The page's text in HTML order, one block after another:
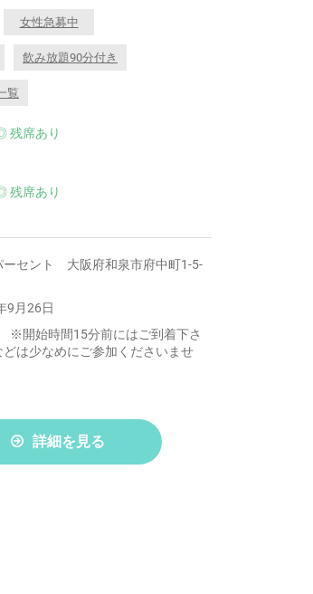
女性急募中
飲み放題90分付き
覧
残席あり
残席あり
ーセント 大阪府和泉市府中町1-5-
9月26日
※開始時間15分前にはご到着下さ
は少なめにご参加くださいませ
詳細を見る